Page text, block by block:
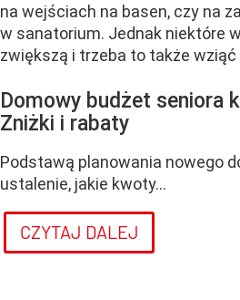
na wejściach na basen, czy na
w sanatorium. Jednak niektóre
zwiększą i trzeba to także wziąć
Domowy budżet seniora
Zniżki i rabaty
Podstawą planowania nowego
ustalenie, jakie kwoty...
CZYTAJ DALEJ